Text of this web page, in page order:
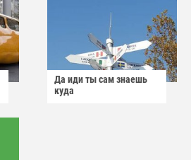
Да иди ты сам знаешь
куда